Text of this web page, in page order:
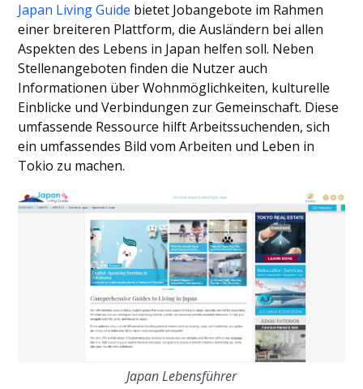
Japan Living Guide bietet Jobangebote im Rahmen
einer breiteren Plattform, die Ausländern bei allen
Aspekten des Lebens in Japan helfen soll. Neben
Stellenangeboten finden die Nutzer auch
Informationen über Wohnmöglichkeiten, kulturelle
Einblicke und Verbindungen zur Gemeinschaft. Diese
umfassende Ressource hilft Arbeitssuchenden, sich
ein umfassendes Bild vom Arbeiten und Leben in
Tokio zu machen.
Japan Lebensführer